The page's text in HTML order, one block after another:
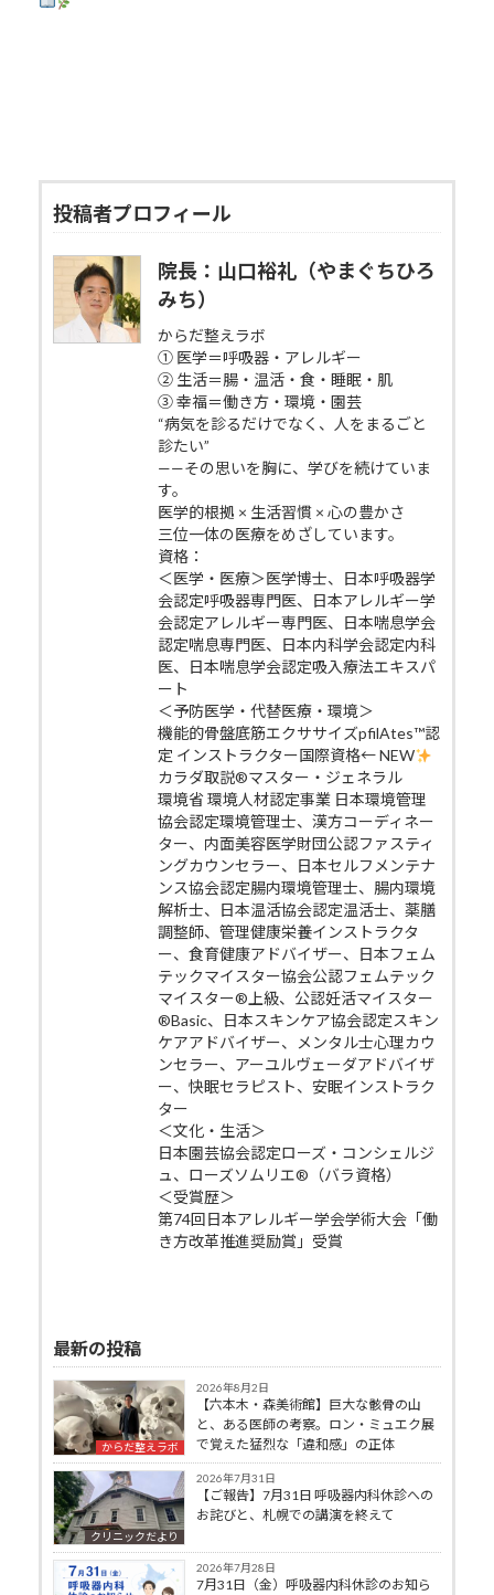
投稿者プロフィール
院長：山口裕礼（やまぐちひろ
みち）
からだ整えラボ
① 医学＝呼吸器・アレルギー
② 生活＝腸・温活・食・睡眠・肌
③ 幸福＝働き方・環境・園芸
“病気を診るだけでなく、人をまるごと
診たい”
——その思いを胸に、学びを続けていま
す。
医学的根拠 × 生活習慣 × 心の豊かさ
三位一体の医療をめざしています。
資格：
＜医学・医療＞医学博士、日本呼吸器学
会認定呼吸器専門医、日本アレルギー学
会認定アレルギー専門医、日本喘息学会
認定喘息専門医、日本内科学会認定内科
医、日本喘息学会認定吸入療法エキスパ
ート
＜予防医学・代替医療・環境＞
機能的骨盤底筋エクササイズpfilAtes™認
定 インストラクター国際資格← NEW
カラダ取説®マスター・ジェネラル
環境省 環境人材認定事業 日本環境管理
協会認定環境管理士、漢方コーディネー
ター、内面美容医学財団公認ファスティ
ングカウンセラー、日本セルフメンテナ
ンス協会認定腸内環境管理士、腸内環境
解析士、日本温活協会認定温活士、薬膳
調整師、管理健康栄養インストラクタ
ー、食育健康アドバイザー、日本フェム
テックマイスター協会公認フェムテック
マイスター®上級、公認妊活マイスター
®Basic、日本スキンケア協会認定スキン
ケアアドバイザー、メンタル士心理カウ
ンセラー、アーユルヴェーダアドバイザ
ー、快眠セラピスト、安眠インストラク
ター
＜文化・生活＞
日本園芸協会認定ローズ・コンシェルジ
ュ、ローズソムリエ®（バラ資格）
＜受賞歴＞
第74回日本アレルギー学会学術大会「働
き方改革推進奨励賞」受賞
最新の投稿
からだ整えラボ
2026年8月2日
【六本木・森美術館】巨大な骸骨の山
と、ある医師の考察。ロン・ミュエク展
で覚えた猛烈な「違和感」の正体
クリニックだより
2026年7月31日
【ご報告】7月31日 呼吸器内科休診への
お詫びと、札幌での講演を終えて
2026年7月28日
7月31日（金）呼吸器内科休診のお知ら